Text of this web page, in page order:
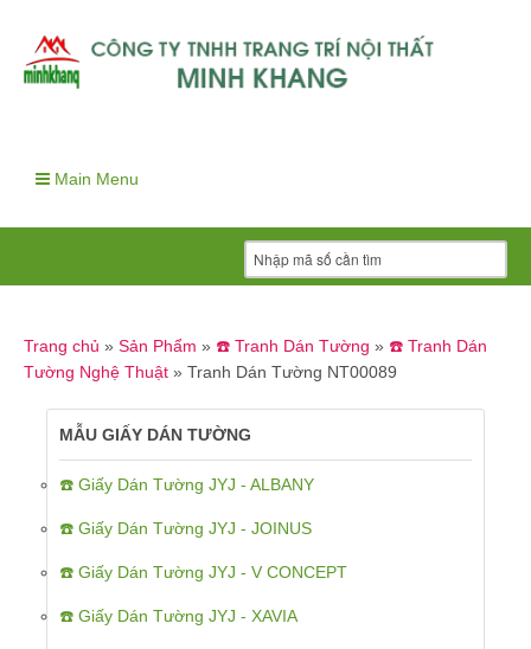
Main Menu
Trang chủ » Sản Phẩm » ☎️ Tranh Dán Tường » ☎️ Tranh Dán
Tường Nghệ Thuật » Tranh Dán Tường NT00089
MẪU GIẤY DÁN TƯỜNG
☎️ Giấy Dán Tường JYJ - ALBANY
☎️ Giấy Dán Tường JYJ - JOINUS
☎️ Giấy Dán Tường JYJ - V CONCEPT
☎️ Giấy Dán Tường JYJ - XAVIA